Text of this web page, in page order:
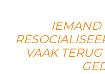
IEMAND
VAAK